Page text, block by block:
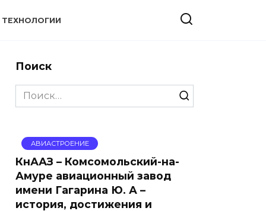
ТЕХНОЛОГИИ
Поиск
Search
for:
АВИАСТРОЕНИЕ
КнААЗ – Комсомольский-на-
Амуре авиационный завод
имени Гагарина Ю. А –
история, достижения и